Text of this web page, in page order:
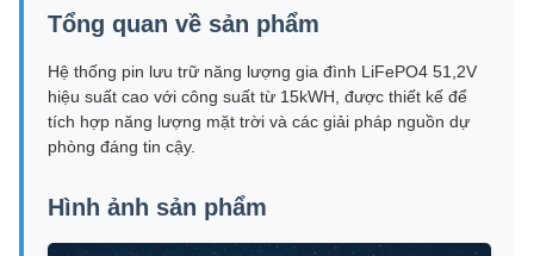
Tổng quan về sản phẩm
Hệ thống pin lưu trữ năng lượng gia đình LiFePO4 51,2V
hiệu suất cao với công suất từ ​​15kWH, được thiết kế để
tích hợp năng lượng mặt trời và các giải pháp nguồn dự
phòng đáng tin cậy.
Hình ảnh sản phẩm